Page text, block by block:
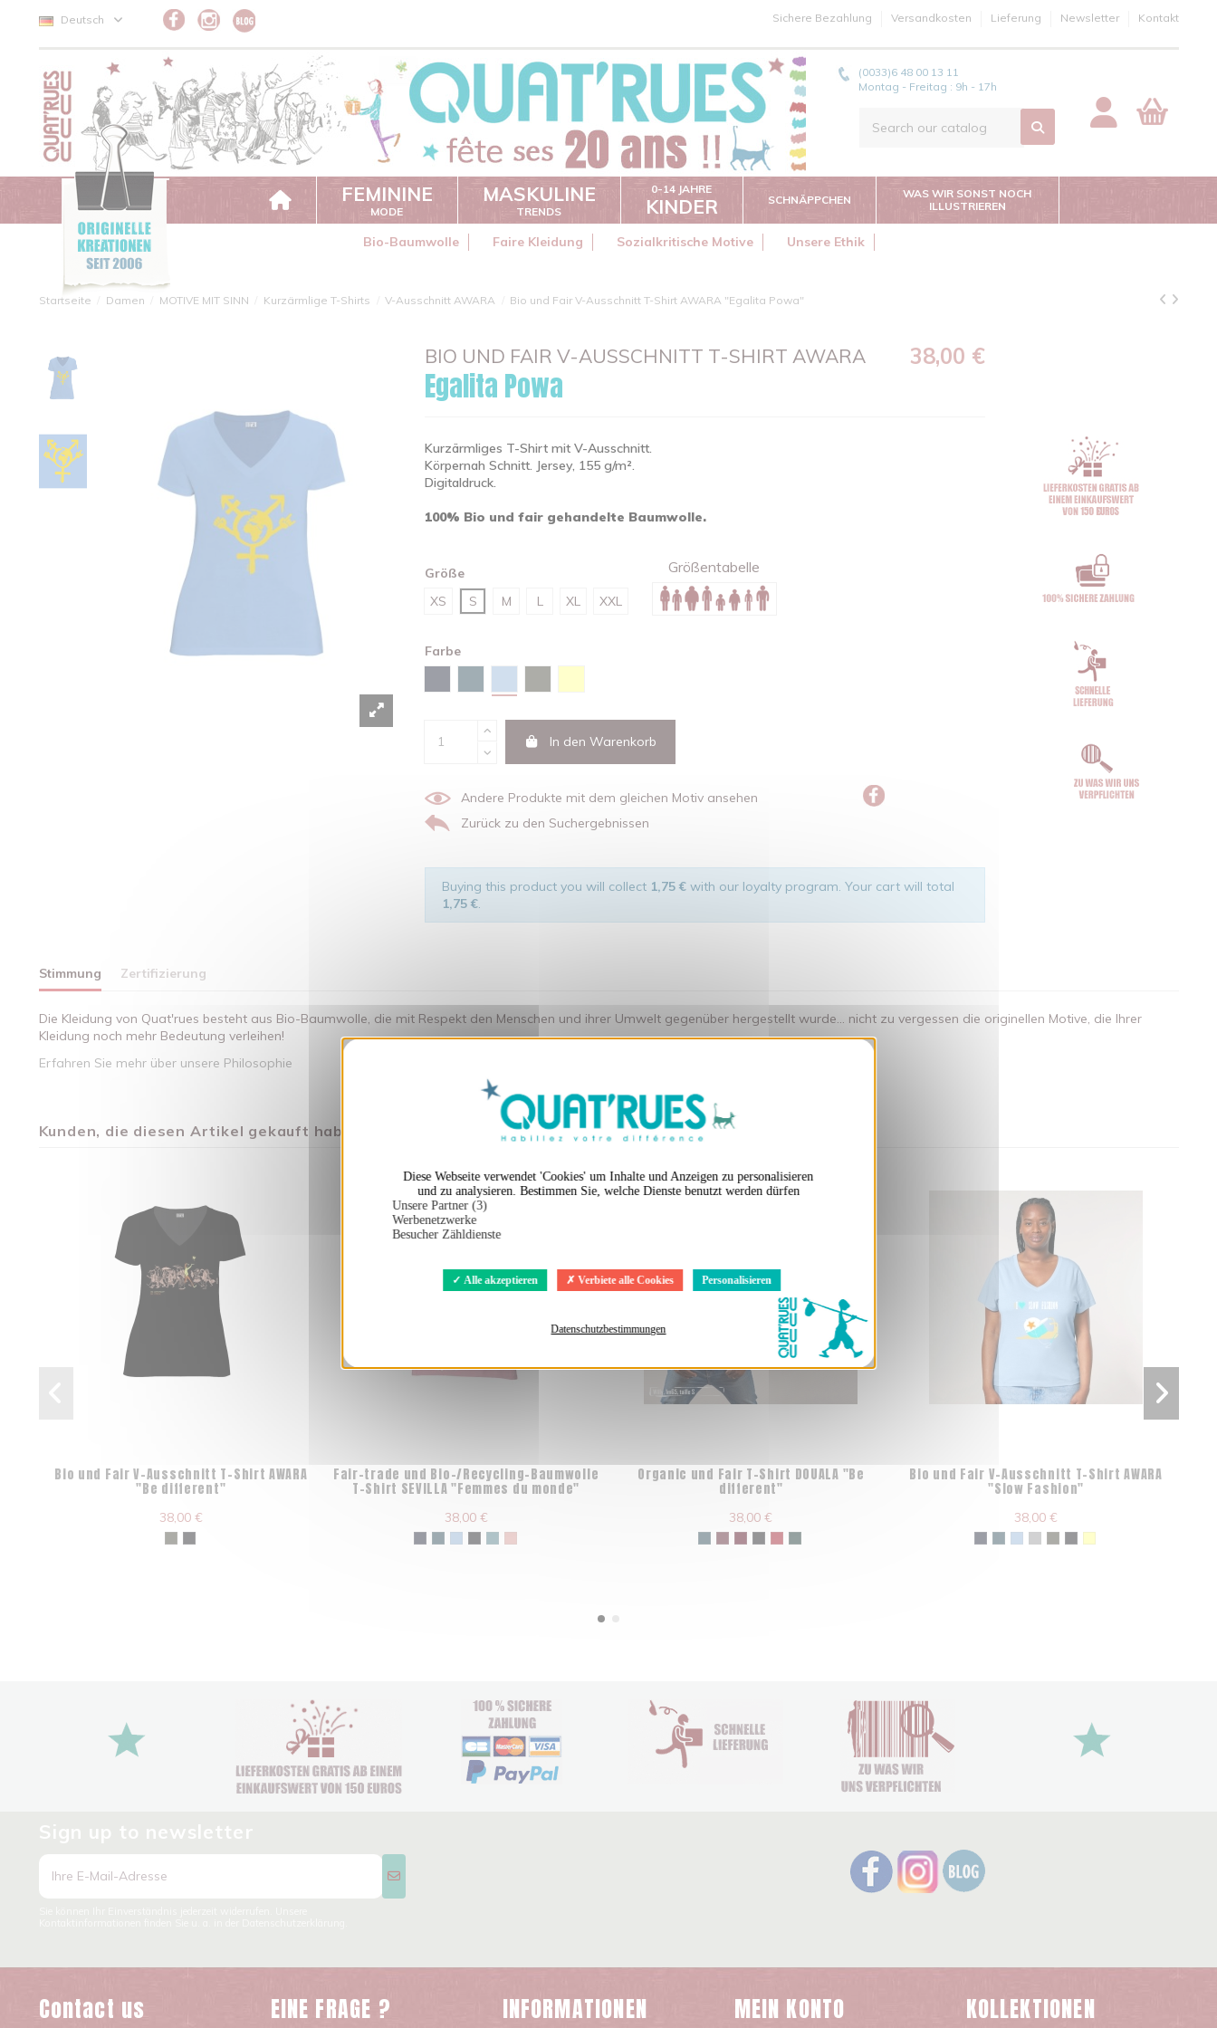
Diese Webseite verwendet 'Cookies' um Inhalte und Anzeigen zu personalisieren
und zu analysieren. Bestimmen Sie, welche Dienste benutzt werden dürfen
Unsere Partner (3)
Werbenetzwerke
Besucher Zähldienste
Alle akzeptieren Verbiete alle Cookies Personalisieren
Datenschutzbestimmungen
Deutsch Sichere Bezahlung Versandkosten Lieferung Newsletter Kontakt
(0033)6 48 00 13 11
Montag - Freitag : 9h - 17h
FEMININE
MODE
MASKULINE
TRENDS
0-14 JAHRE
KINDER SCHNÄPPCHEN
WAS WIR SONST NOCH
ILLUSTRIEREN
Bio-Baumwolle Faire Kleidung Sozialkritische Motive Unsere Ethik
Startseite Damen MOTIVE MIT SINN Kurzärmlige T-Shirts V-Ausschnitt AWARA Bio und Fair V-Ausschnitt T-Shirt AWARA "Egalita Powa"
BIO UND FAIR V-AUSSCHNITT T-SHIRT AWARA 38,00 €
Egalita Powa
Kurzärmliges T-Shirt mit V-Ausschnitt.
Körpernah Schnitt. Jersey, 155 g/m².
Digitaldruck.
100% Bio und fair gehandelte Baumwolle.
Größe
XS
S M L XL XXL
Größentabelle
Farbe
In den Warenkorb
Andere Produkte mit dem gleichen Motiv ansehen
Zurück zu den Suchergebnissen
Buying this product you will collect 1,75 €with our loyalty program. Your cart will total
1,75 €.
Stimmung Zertifizierung
Die Kleidung von Quat'rues besteht aus Bio-Baumwolle, die mit Respekt den Menschen und ihrer Umwelt gegenüber hergestellt wurde... nicht zu vergessen die originellen Motive, die Ihrer
Kleidung noch mehr Bedeutung verleihen!
Erfahren Sie mehr über unsere Philosophie
Kunden, die diesen Artikel gekauft haben, kauften auch ...
Bio und Fair V-Ausschnitt T-Shirt AWARA
"Be different"
38,00 €
Fair-trade und Bio-/Recycling-Baumwolle
T-Shirt SEVILLA "Femmes du monde"
38,00 €
Organic und Fair T-Shirt DOUALA "Be
different"
38,00 €
Bio und Fair V-Ausschnitt T-Shirt AWARA
"Slow Fashion"
38,00 €
Contact us EINE FRAGE ? INFORMATIONEN MEIN KONTO KOLLEKTIONEN